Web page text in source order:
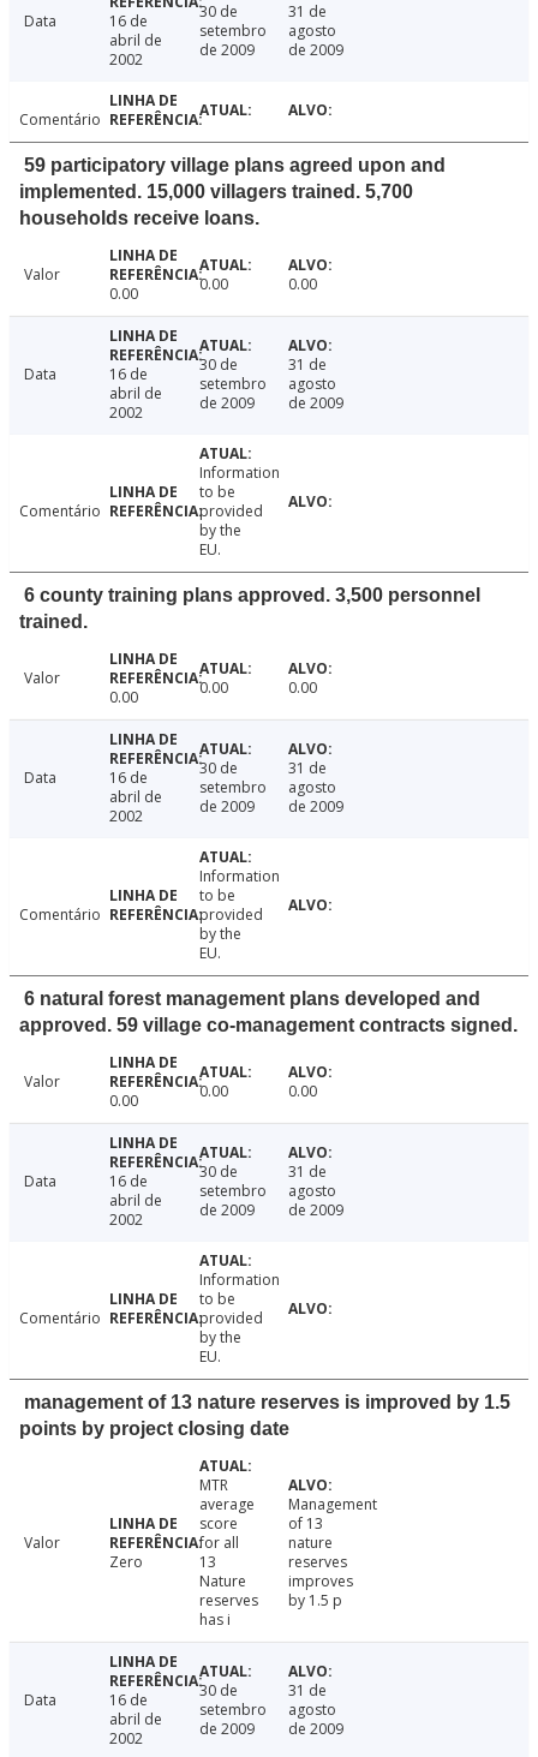
Data
16 de
abril de
2002
30 de
setembro
de 2009
31 de
agosto
de 2009
Comentário
59 participatory village plans agreed upon and
implemented. 15,000 villagers trained. 5,700
households receive loans.
Valor
0.00
0.00 0.00
Data
16 de
abril de
2002
30 de
setembro
de 2009
31 de
agosto
de 2009
Comentário
Information
to be
provided
by the
EU.
6 county training plans approved. 3,500 personnel
trained.
Valor
0.00
0.00 0.00
Data
16 de
abril de
2002
30 de
setembro
de 2009
31 de
agosto
de 2009
Comentário
Information
to be
provided
by the
EU.
6 natural forest management plans developed and
approved. 59 village co-management contracts signed.
Valor
0.00
0.00 0.00
Data
16 de
abril de
2002
30 de
setembro
de 2009
31 de
agosto
de 2009
Comentário
Information
to be
provided
by the
EU.
management of 13 nature reserves is improved by 1.5
points by project closing date
Valor
Zero
MTR
average
score
for all
13
Nature
reserves
has i
Management
of 13
nature
reserves
improves
by 1.5 p
Data
16 de
abril de
2002
30 de
setembro
de 2009
31 de
agosto
de 2009